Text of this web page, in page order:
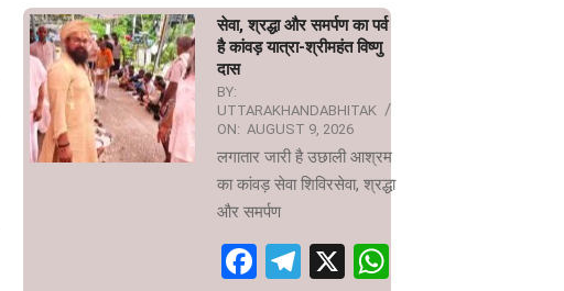
सेवा, श्रद्धा और समर्पण का पर्व
है कांवड़ यात्रा-श्रीमहंत विष्णु
दास
BY:
UTTARAKHANDABHITAK
ON: AUGUST 9, 2026
लगातार जारी है उछाली आश्रम
का कांवड़ सेवा शिविरसेवा, श्रद्धा
और समर्पण
Facebook
Telegram
X